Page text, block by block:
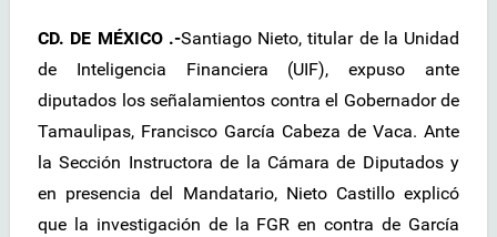
CD. DE MÉXICO .-Santiago Nieto, titular de la Unidad
de Inteligencia Financiera (UIF), expuso ante
diputados los señalamientos contra el Gobernador de
Tamaulipas, Francisco García Cabeza de Vaca. Ante
la Sección Instructora de la Cámara de Diputados y
en presencia del Mandatario, Nieto Castillo explicó
que la investigación de la FGR en contra de García